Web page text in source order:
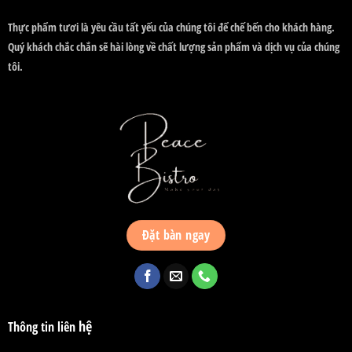
Thực phẩm tươi là yêu cầu tất yếu của chúng tôi để chế bến cho khách hàng.
Quý khách chắc chắn sẽ hài lòng về chất lượng sản phẩm và dịch vụ của chúng
tôi.
Đặt bàn ngay
Thông tin liên hệ